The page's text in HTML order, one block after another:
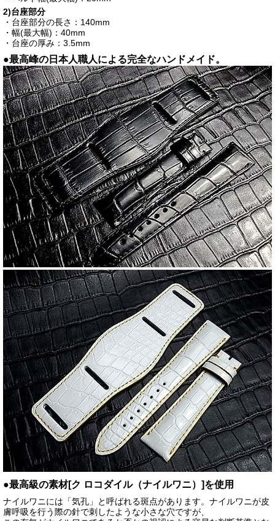
2)台座部分
・台座部分の長さ：140mm
・幅(最大幅)：40mm
・台座の厚み：3.5mm
●最高峰の日本人職人による完全なハンドメイド。
●最高級の素材[ク ロコダイル（ナイルワニ）]を使用
ナイルワニには「気孔」と呼ばれる斑点があります。ナイルワニが皮
膚呼吸を行う際の針で刺したような小さな穴ですが、